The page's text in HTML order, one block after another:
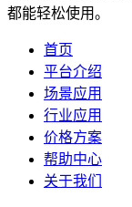
都能轻松使用。
首页
平台介绍
场景应用
行业应用
价格方案
帮助中心
关于我们